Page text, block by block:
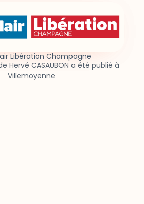
Libération Champagne
Hervé CASAUBON a été publié à
Villemoyenne